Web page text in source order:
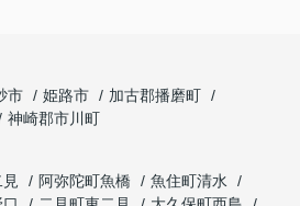
市 姫路市
加古郡播磨町
神崎郡市川町
阿弥陀町魚橋
魚住町清水